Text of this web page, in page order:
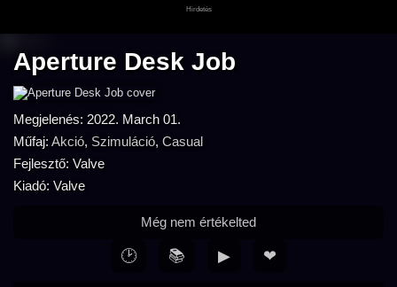
Aperture Desk Job
Megjelenés: 2022. March 01.
Műfaj: Akció, Szimuláció, Casual
Fejlesztő: Valve
Kiadó: Valve
Még nem értékelted
🕑 📚 ▶ ❤